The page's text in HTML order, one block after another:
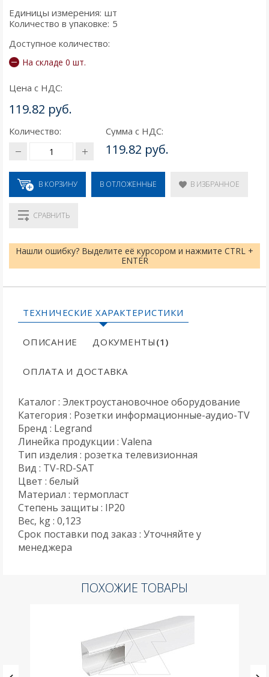
Единицы измерения: шт
Количество в упаковке: 5
Доступное количество:
На складе 0 шт.
Цена с НДС:
119.82 руб.
Количество: Сумма с НДС:
119.82 руб.
В КОРЗИНУ В ОТЛОЖЕННЫЕ В ИЗБРАННОЕ
СРАВНИТЬ
Нашли ошибку? Выделите её курсором и нажмите CTRL +
ENTER
ТЕХНИЧЕСКИЕ ХАРАКТЕРИСТИКИ
ОПИСАНИЕ ДОКУМЕНТЫ (1)
ОПЛАТА И ДОСТАВКА
Каталог : Электроустановочное оборудование
Категория : Розетки информационные-аудио-TV
Бренд : Legrand
Линейка продукции : Valena
Тип изделия : розетка телевизионная
Вид : TV-RD-SAT
Цвет : белый
Материал : термопласт
Степень защиты : IP20
Вес, kg : 0,123
Срок поставки под заказ : Уточняйте у
менеджера
ПОХОЖИЕ ТОВАРЫ